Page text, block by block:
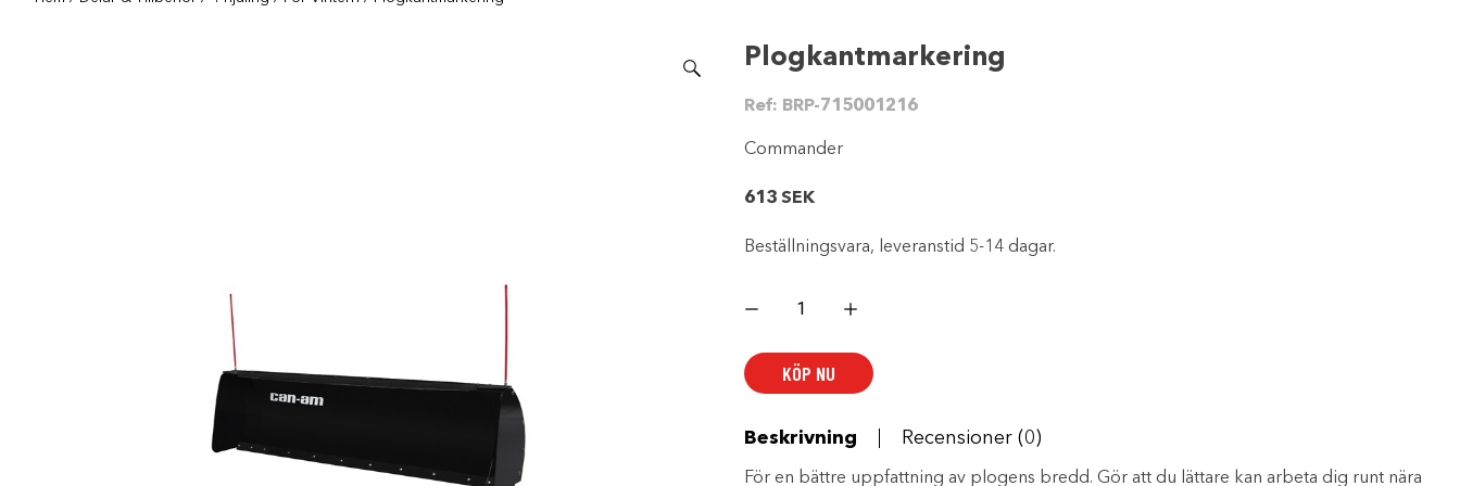
Plogkantmarkering
Ref: BRP-715001216
Commander
613 SEK
Beställningsvara, leveranstid 5-14 dagar.
mängd
KÖP NU
Beskrivning Recensioner (0)
För en bättre uppfattning av plogens bredd. Gör att du lättare kan arbeta dig runt nära